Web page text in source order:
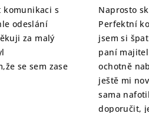
komunikaci s
odeslání
za malý
se sem zase
Naprosto
Perfektní
jsem si
paní
ochotně
ještě mi
sama
doporučit,